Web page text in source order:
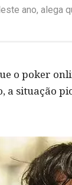
ano, alega
o poker
a situação